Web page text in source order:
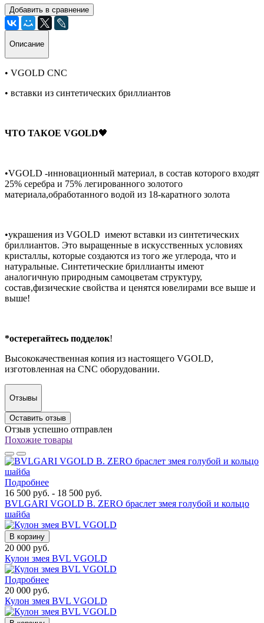
Добавить в сравнение
Описание
• VGOLD CNC
• вставки из синтетических бриллиантов
ЧТО ТАКОЕ VGOLD🖤
•VGOLD -инновационный материал, в состав которого входят
25% серебра и 75% легированного золотого
материала,обработанного водой из 18-каратного золота
•украшения из VGOLD имеют вставки из синтетических
бриллиантов. Это выращенные в искусственных условиях
кристаллы, которые создаются из того же углерода, что и
натуральные. Синтетические бриллианты имеют
аналогичную природным самоцветам структуру,
состав,физические свойства и ценятся ювелирами все выше и
выше!
*остерегайтесь подделок!
Высококачественная копия из настоящего VGOLD,
изготовленная на CNC оборудовании.
Отзывы
Оставить отзыв
Отзыв успешно отправлен
Похожие товары
Подробнее
16 500 руб. - 18 500 руб.
BVLGARI VGOLD B. ZERO браслет змея голубой и кольцо
шайба
В корзину
20 000 руб.
Кулон змея BVL VGOLD
Подробнее
20 000 руб.
Кулон змея BVL VGOLD